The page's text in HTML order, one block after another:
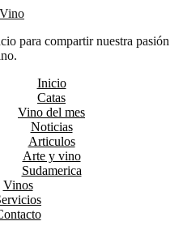
para compartir nuestra pasión
Inicio
Catas
Vino del mes
Noticias
Articulos
Arte y vino
Sudamerica
Vinos